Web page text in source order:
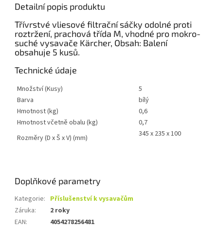
Detailní popis produktu
Třívrstvé vliesové filtrační sáčky odolné proti
roztržení, prachová třída M, vhodné pro mokro-
suché vysavače Kärcher, Obsah: Balení
obsahuje 5 kusů.
Technické údaje
Množství (Kusy)
5
Barva
bílý
Hmotnost (kg)
0,6
Hmotnost včetně obalu (kg)
0,7
Rozměry (D x Š x V) (mm)
345 x 235 x 100
Doplňkové parametry
Kategorie: Příslušenství k vysavačům
Záruka:
2 roky
EAN: 4054278256481